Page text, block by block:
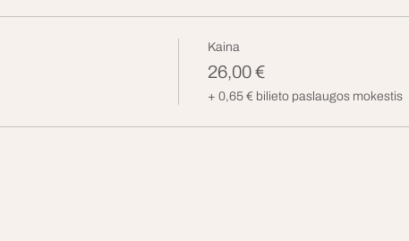
Kaina
26,00 €
+ 0,65 € bilieto paslaugos mokestis